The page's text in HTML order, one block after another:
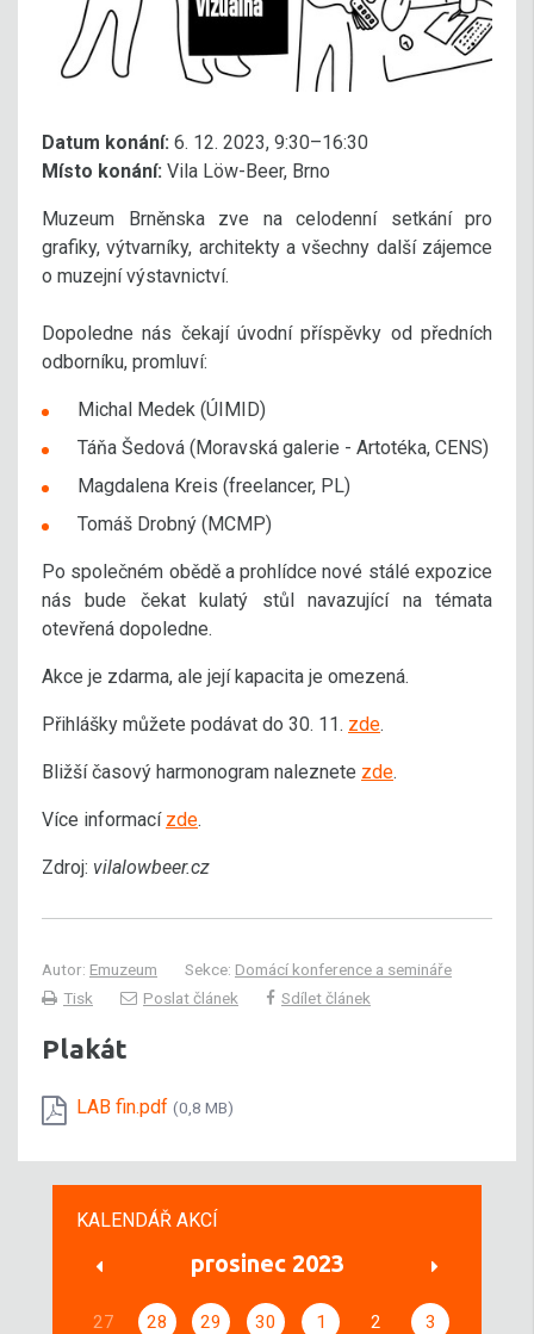
Datum konání: 6. 12. 2023, 9:30–16:30
Místo konání: Vila Löw-Beer, Brno
Muzeum Brněnska zve na celodenní setkání pro
grafiky, výtvarníky, architekty a všechny další zájemce
o muzejní výstavnictví.
Dopoledne nás čekají úvodní příspěvky od předních
odborníku, promluví:
Michal Medek (ÚIMID)
Táňa Šedová (Moravská galerie - Artotéka, CENS)
Magdalena Kreis (freelancer, PL)
Tomáš Drobný (MCMP)
Po společném obědě a prohlídce nové stálé expozice
nás bude čekat kulatý stůl navazující na témata
otevřená dopoledne.
Akce je zdarma, ale její kapacita je omezená.
Přihlášky můžete podávat do 30. 11. zde.
Bližší časový harmonogram naleznete zde.
Více informací zde.
Zdroj: vilalowbeer.cz
Autor: Emuzeum Sekce: Domácí konference a semináře
Tisk
Poslat článek Sdílet článek
Plakát
LAB fin.pdf (0,8 MB)
KALENDÁŘ AKCÍ
prosinec 2023
27 28 29 30 1 2
3